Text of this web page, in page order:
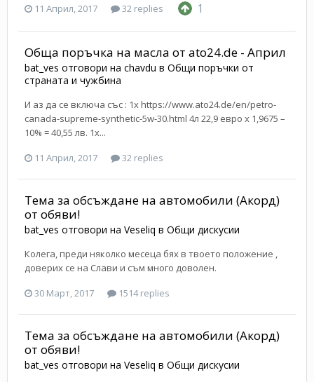
11 Април, 2017 32 replies 1
Обща поръчка на масла от ato24.de - Април
bat_ves отговори на chavdu в Общи поръчки от
страната и чужбина
И аз да се включа със : 1x https://www.ato24.de/en/petro-
canada-supreme-synthetic-5w-30.html 4л 22,9 евро х 1,9675 –
10% = 40,55 лв. 1x...
11 Април, 2017
32 replies
Тема за обсъждане на автомобили (Акорд)
от обяви!
bat_ves отговори на Veseliq в Общи дискусии
Колега, преди няколко месеца бях в твоето положение ,
доверих се на Слави и съм много доволен.
30 Март, 2017
1514 replies
Тема за обсъждане на автомобили (Акорд)
от обяви!
bat_ves отговори на Veseliq в Общи дискусии